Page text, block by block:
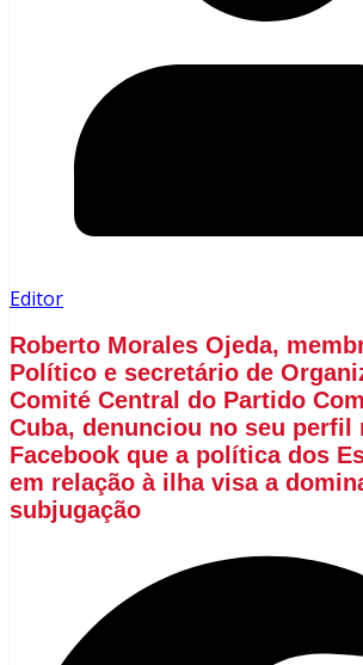
Editor
Roberto Morales Ojeda,
Político e secretário de
Comité Central do Partido
Cuba, denunciou no seu perfil
Facebook que a política dos
em relação à ilha visa a
subjugação